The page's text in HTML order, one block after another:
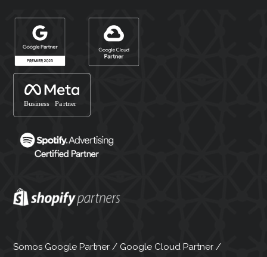
Somos Google Partner / Google Cloud Partner /